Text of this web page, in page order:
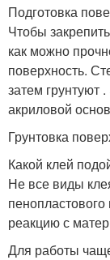
Подготовка
Чтобы
как можно
поверхность.
затем грунтуют
акриловой
Грунтовка
Какой клей
Не все виды
реакцию с
Для работы